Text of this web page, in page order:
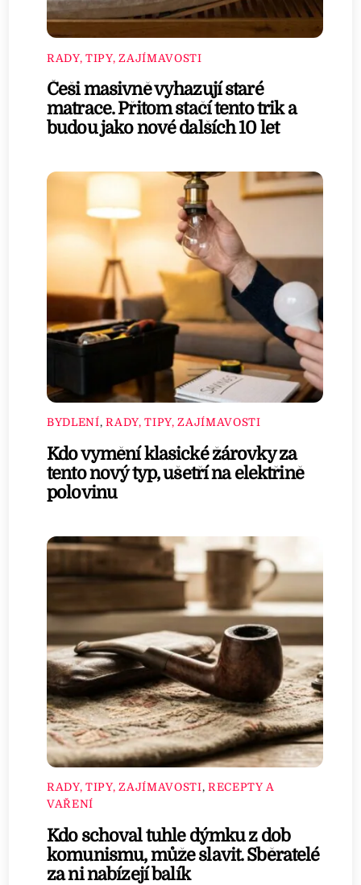
RADY, TIPY, ZAJÍMAVOSTI
Češi masivně vyhazují staré
matrace. Přitom stačí tento trik a
budou jako nové dalších 10 let
BYDLENÍ,RADY, TIPY, ZAJÍMAVOSTI
Kdo vymění klasické žárovky za
tento nový typ, ušetří na elektřině
polovinu
RADY, TIPY, ZAJÍMAVOSTI, RECEPTY A
VAŘENÍ
Kdo schoval tuhle dýmku z dob
komunismu, může slavit. Sběratelé
za ni nabízejí balík